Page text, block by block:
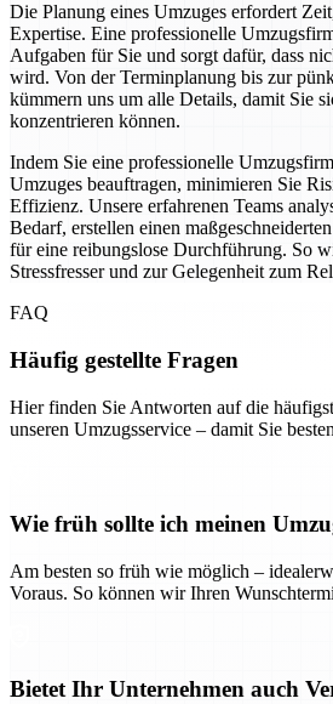
Die Planung eines Umzuges erfordert
Expertise. Eine professionelle
Aufgaben für Sie und sorgt dafür, dass
wird. Von der Terminplanung bis zur
kümmern uns um alle Details, damit Sie
konzentrieren können.
Indem Sie eine professionelle
Umzuges beauftragen, minimieren Sie
Effizienz. Unsere erfahrenen Teams
Bedarf, erstellen einen
für eine reibungslose Durchführung. So
Stressfresser und zur Gelegenheit zum
FAQ
Häufig gestellte Fragen
Hier finden Sie Antworten auf die
unseren Umzugsservice – damit Sie
Wie früh sollte ich meinen
Am besten so früh wie möglich –
Voraus. So können wir Ihren
Bietet Ihr Unternehmen auch